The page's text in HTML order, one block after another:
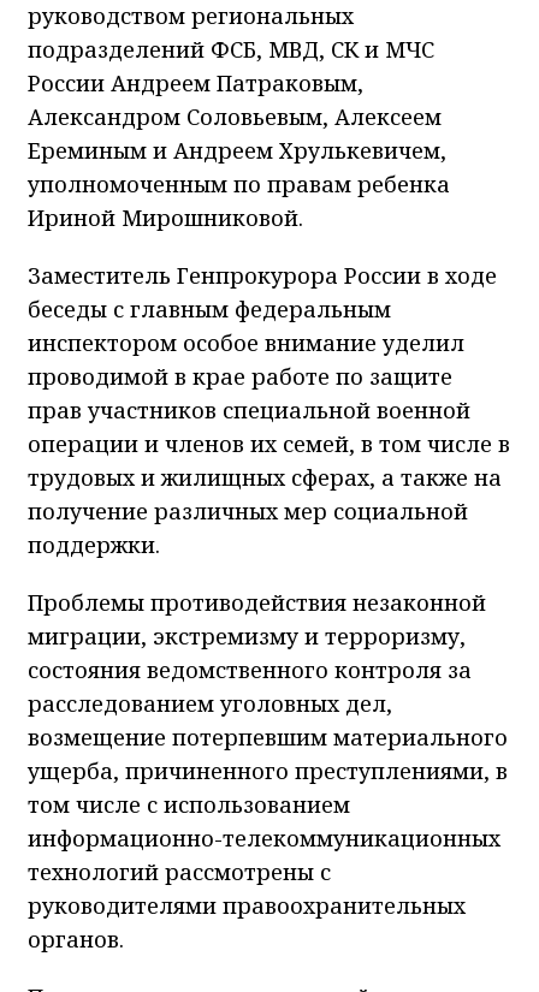
руководством региональных
подразделений ФСБ, МВД, СК и МЧС
России Андреем Патраковым,
Александром Соловьевым, Алексеем
Ереминым и Андреем Хрулькевичем,
уполномоченным по правам ребенка
Ириной Мирошниковой.
Заместитель Генпрокурора России в ходе
беседы с главным федеральным
инспектором особое внимание уделил
проводимой в крае работе по защите
прав участников специальной военной
операции и членов их семей, в том числе в
трудовых и жилищных сферах, а также на
получение различных мер социальной
поддержки.
Проблемы противодействия незаконной
миграции, экстремизму и терроризму,
состояния ведомственного контроля за
расследованием уголовных дел,
возмещение потерпевшим материального
ущерба, причиненного преступлениями, в
том числе с использованием
информационно-телекоммуникационных
технологий рассмотрены с
руководителями правоохранительных
органов.